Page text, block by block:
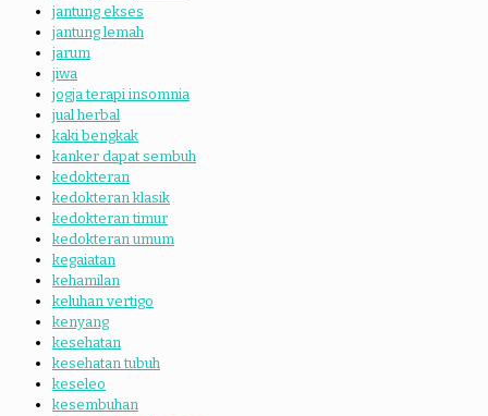
jantung ekses
jantung lemah
jarum
jiwa
jogja terapi insomnia
jual herbal
kaki bengkak
kanker dapat sembuh
kedokteran
kedokteran klasik
kedokteran timur
kedokteran umum
kegaiatan
kehamilan
keluhan vertigo
kenyang
kesehatan
kesehatan tubuh
keseleo
kesembuhan